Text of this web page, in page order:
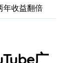
年收益翻倍
广